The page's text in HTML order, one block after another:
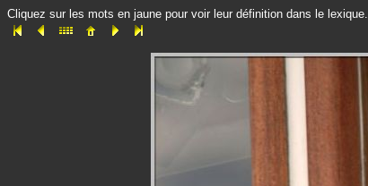
Cliquez sur les mots en jaune pour voir leur définition dans le lexique.